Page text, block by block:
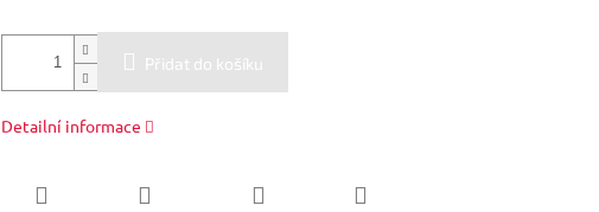
Přidat do košíku
Detailní informace